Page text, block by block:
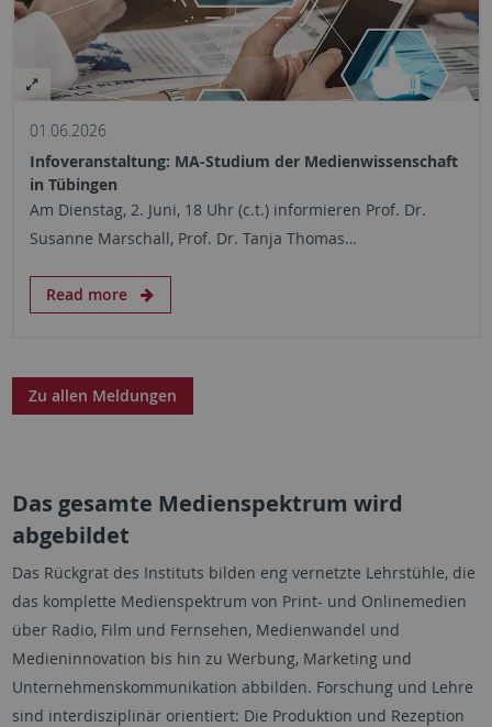
01.06.2026
Infoveranstaltung: MA-Studium der Medienwissenschaft
in Tübingen
Am Dienstag, 2. Juni, 18 Uhr (c.t.) informieren Prof. Dr.
Susanne Marschall, Prof. Dr. Tanja Thomas…
Read more
Zu allen Meldungen
Das gesamte Medienspektrum wird
abgebildet
Das Rückgrat des Instituts bilden eng vernetzte Lehrstühle, die
das komplette Medienspektrum von Print- und Onlinemedien
über Radio, Film und Fernsehen, Medienwandel und
Medieninnovation bis hin zu Werbung, Marketing und
Unternehmenskommunikation abbilden. Forschung und Lehre
sind interdisziplinär orientiert: Die Produktion und Rezeption